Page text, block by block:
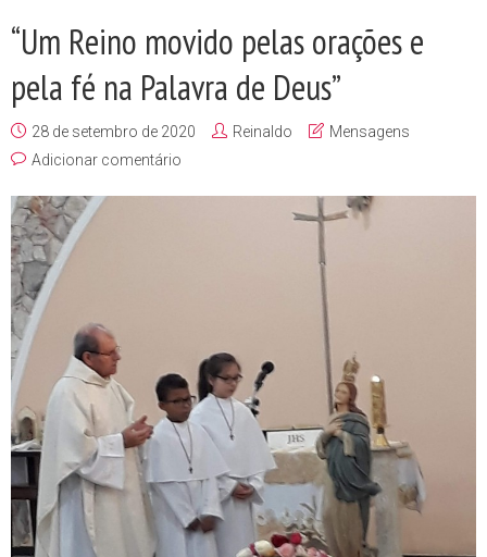
“Um Reino movido pelas orações e
pela fé na Palavra de Deus”
28 de setembro de 2020 Reinaldo
Mensagens
Adicionar comentário